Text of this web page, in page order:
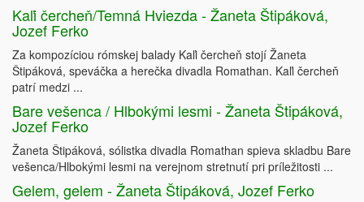
Kaľi čercheň/Temná Hviezda - Žaneta Štipáková,
Jozef Ferko
Za kompozíciou rómskej balady Kaľi čercheň stojí Žaneta
Štipáková, speváčka a herečka divadla Romathan. Kaľi čercheň
patrí medzi ...
Bare vešenca / Hlbokými lesmi - Žaneta Štipáková,
Jozef Ferko
Žaneta Štipáková, sólistka divadla Romathan spieva skladbu Bare
vešenca/Hlbokými lesmi na verejnom stretnutí pri príležitosti ...
Gelem, gelem - Žaneta Štipáková, Jozef Ferko